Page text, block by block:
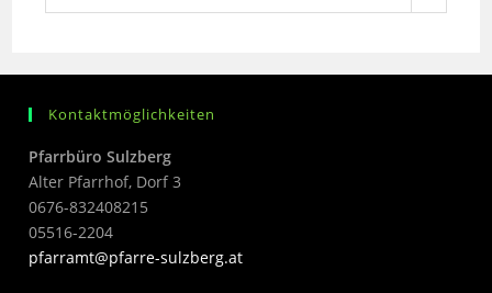
Kontaktmöglichkeiten
Pfarrbüro Sulzberg
Alter Pfarrhof, Dorf 3
0676-832408215
05516-2204
pfarramt@pfarre-sulzberg.at